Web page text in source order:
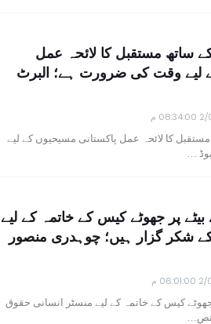
ساتھ مستقبل کا لائحہ عمل
لیے وقت کی ضرورت ہے؛ البرٹ
م
کا لائحہ عمل پاکستانی مسیحیوں کے لیے
…
پر جھوٹے کیس کے خاتمہ کے لیے
شکر گزار ہیں؛ چوہدری منصور
م
جھوٹے کیس کے خاتمہ کے لیے منسٹر انسانی حقوق